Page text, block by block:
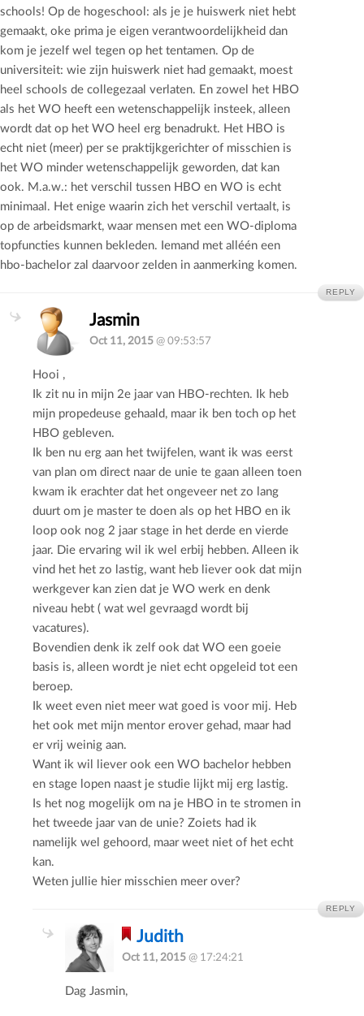
schools! Op de hogeschool: als je je huiswerk niet hebt
gemaakt, oke prima je eigen verantwoordelijkheid dan
kom je jezelf wel tegen op het tentamen. Op de
universiteit: wie zijn huiswerk niet had gemaakt, moest
heel schools de collegezaal verlaten. En zowel het HBO
als het WO heeft een wetenschappelijk insteek, alleen
wordt dat op het WO heel erg benadrukt. Het HBO is
echt niet (meer) per se praktijkgerichter of misschien is
het WO minder wetenschappelijk geworden, dat kan
ook. M.a.w.: het verschil tussen HBO en WO is echt
minimaal. Het enige waarin zich het verschil vertaalt, is
op de arbeidsmarkt, waar mensen met een WO-diploma
topfuncties kunnen bekleden. Iemand met alléén een
hbo-bachelor zal daarvoor zelden in aanmerking komen.
REPLY
Jasmin
Oct 11, 2015@ 09:53:57
Hooi ,
Ik zit nu in mijn 2e jaar van HBO-rechten. Ik heb
mijn propedeuse gehaald, maar ik ben toch op het
HBO gebleven.
Ik ben nu erg aan het twijfelen, want ik was eerst
van plan om direct naar de unie te gaan alleen toen
kwam ik erachter dat het ongeveer net zo lang
duurt om je master te doen als op het HBO en ik
loop ook nog 2 jaar stage in het derde en vierde
jaar. Die ervaring wil ik wel erbij hebben. Alleen ik
vind het het zo lastig, want heb liever ook dat mijn
werkgever kan zien dat je WO werk en denk
niveau hebt ( wat wel gevraagd wordt bij
vacatures).
Bovendien denk ik zelf ook dat WO een goeie
basis is, alleen wordt je niet echt opgeleid tot een
beroep.
Ik weet even niet meer wat goed is voor mij. Heb
het ook met mijn mentor erover gehad, maar had
er vrij weinig aan.
Want ik wil liever ook een WO bachelor hebben
en stage lopen naast je studie lijkt mij erg lastig.
Is het nog mogelijk om na je HBO in te stromen in
het tweede jaar van de unie? Zoiets had ik
namelijk wel gehoord, maar weet niet of het echt
kan.
Weten jullie hier misschien meer over?
REPLY
Judith
Oct 11, 2015@ 17:24:21
Dag Jasmin,